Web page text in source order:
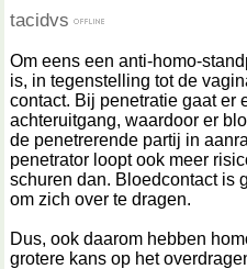
tacidvs
Om eens een anti-homo-
is, in tegenstelling tot de
contact. Bij penetratie gaat er
achteruitgang, waardoor er
de penetrerende partij in
penetrator loopt ook meer
schuren dan. Bloedcontact is
om zich over te dragen.
Dus, ook daarom hebben
grotere kans op het